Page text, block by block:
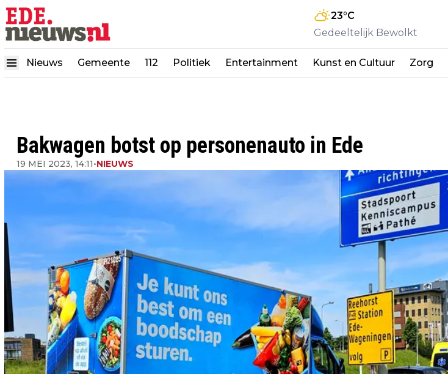
23°C
Gedeeltelijk Bewolkt
Nieuws Gemeente 112 Politiek Entertainment Kunst en Cultuur Zorg
Bakwagen botst op personenauto in Ede
19 MEI 2023, 14:11•NIEUWS